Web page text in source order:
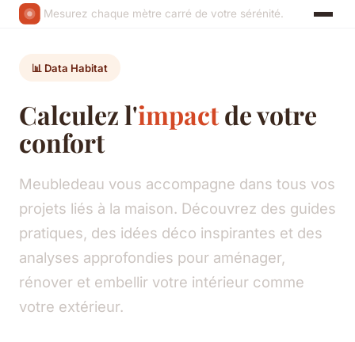
Mesurez chaque mètre carré de votre sérénité.
📊 Data Habitat
Calculez l'impactde votre
confort
Meubledeau vous accompagne dans tous vos
projets liés à la maison. Découvrez des guides
pratiques, des idées déco inspirantes et des
analyses approfondies pour aménager,
rénover et embellir votre intérieur comme
votre extérieur.